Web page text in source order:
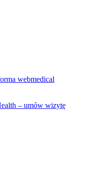
webmedical
– umów wizytę